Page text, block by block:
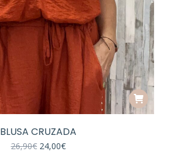
BLUSA CRUZADA
26,90€ El
24,00€El